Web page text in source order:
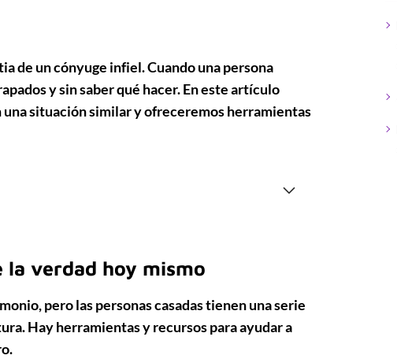
de un cónyuge infiel. Cuando una persona
y sin saber qué hacer. En este artículo
situación similar y ofreceremos herramientas
la verdad hoy mismo
pero las personas casadas tienen una serie
Hay herramientas y recursos para ayudar a